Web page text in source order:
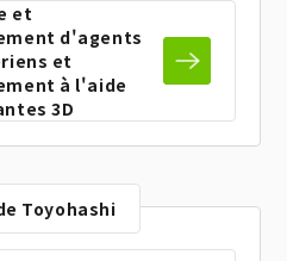
et
d'agents
et
à l'aide
3D
Toyohashi